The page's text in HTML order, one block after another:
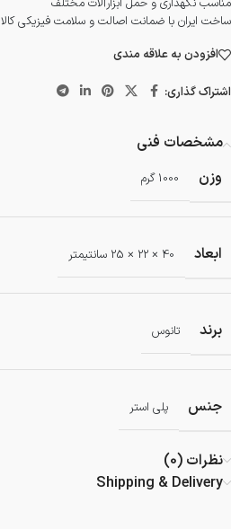
مناسب نگهداری و حمل ابزارآلات مختلف
ساخت ایران با ضمانت اصالت و سلامت فیزیکی کالا
افزودن به علاقه مندی
اشتراک گذاری:
مشخصات فنی
وزن
1000 گرم
ابعاد 40 × 22 × 25 سانتیمتر
برند تانوس
جنس پلی استر
نظرات (0)
Shipping & Delivery